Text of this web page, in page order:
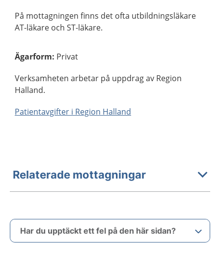
På mottagningen finns det ofta utbildningsläkare
AT-läkare och ST-läkare.
Ägarform: Privat
Verksamheten arbetar på uppdrag av Region
Halland.
Patientavgifter i Region Halland
Relaterade mottagningar
Har du upptäckt ett fel på den här sidan?